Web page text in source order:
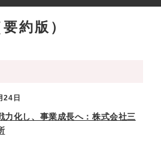
約版）
24日
力化し、事業成長へ：株式会社三